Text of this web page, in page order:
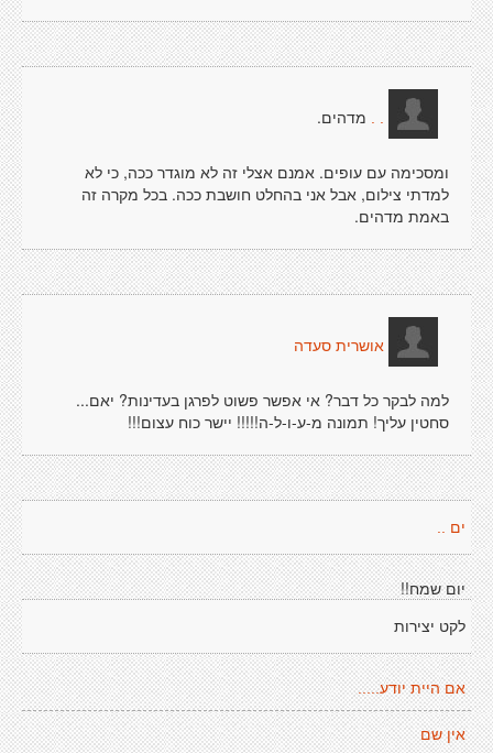
מדהים.
ומסכימה עם עופים. אמנם אצלי זה לא מוגדר ככה, כי לא
למדתי צילום, אבל אני בהחלט חושבת ככה. בכל מקרה זה
באמת מדהים.
אושרית סעדה
למה לבקר כל דבר? אי אפשר פשוט לפרגן בעדינות? יאם...
סחטין עליך! תמונה מ-ע-ו-ל-ה!!!!! יישר כוח עצום!!!
ים ..
יום שמח!!
לקט יצירות
אם היית יודע.....
אין שם